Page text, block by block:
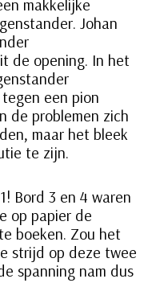
makkelijke
Johan
de opening. In het
een pion
de problemen zich
maar het bleek
te zijn.
Bord 3 en 4 waren
op papier de
boeken. Zou het
strijd op deze twee
spanning nam dus